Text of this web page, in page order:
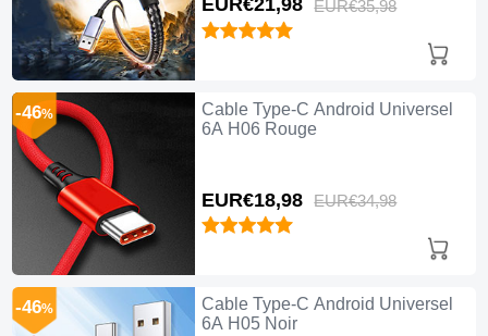
EUR€21,98 EUR€35,98
Cable Type-C Android Universel
6A H06 Rouge
EUR€18,98 EUR€34,98
-46%
Cable Type-C Android Universel
6A H05 Noir
-46%